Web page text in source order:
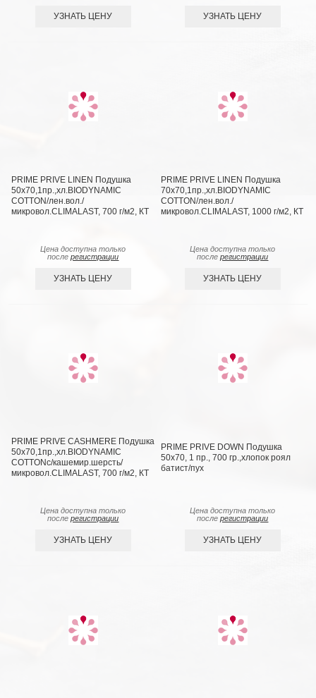
УЗНАТЬ ЦЕНУ УЗНАТЬ ЦЕНУ
PRIME PRIVE LINEN Подушка
50х70,1пр.,хл.BIODYNAMIC
COTTON/лен.вол./
микровол.CLIMALAST, 700 г/м2, КТ
Цена доступна только
послерегистрации
УЗНАТЬ ЦЕНУ
PRIME PRIVE LINEN Подушка
70х70,1пр.,хл.BIODYNAMIC
COTTON/лен.вол./
микровол.CLIMALAST, 1000 г/м2, КТ
Цена доступна только
послерегистрации
УЗНАТЬ ЦЕНУ
PRIME PRIVE CASHMERE Подушка
50х70,1пр.,хл.BIODYNAMIC
COTTONc/кашемир.шерсть/
микровол.CLIMALAST, 700 г/м2, КТ
Цена доступна только
послерегистрации
УЗНАТЬ ЦЕНУ
PRIME PRIVE DOWN Подушка
50х70, 1 пр., 700 гр.,хлопок роял
батист/пух
Цена доступна только
послерегистрации
УЗНАТЬ ЦЕНУ